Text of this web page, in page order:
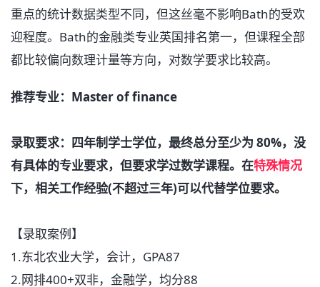
重点的统计数据类型不同，但这丝毫不影响Bath的受欢
迎程度。Bath的金融类专业英国排名第一，但课程全部
都比较偏向数理计量等方向，对数学要求比较高。
推荐专业：Master of finance
录取要求：四年制学士学位，最终总分至少为 80%，没
有具体的专业要求，但要求学过数学课程。在特殊情况
下，相关工作经验(不超过三年)可以代替学位要求。
【录取案例】
1.东北农业大学，会计，GPA87
2.网排400+双非，金融学，均分88